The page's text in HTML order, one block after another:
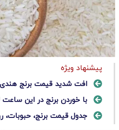
پیشنهاد ویژه
افت شدید قیمت برنج هندی
با خوردن برنج در این ساعت
جدول قیمت برنج،